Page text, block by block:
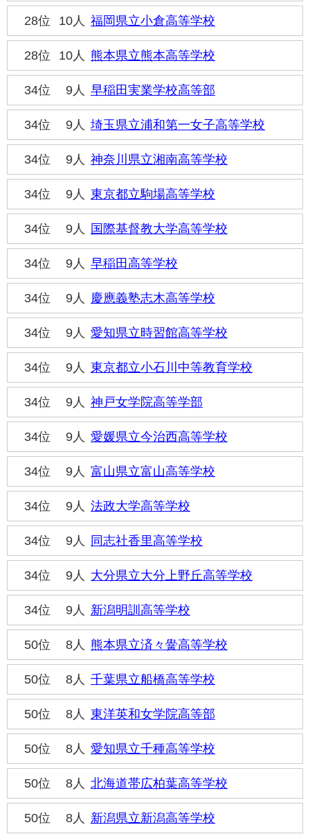
28位 10人 福岡県立小倉高等学校
28位 10人 熊本県立熊本高等学校
34位 9人 早稲田実業学校高等部
34位 9人 埼玉県立浦和第一女子高等学校
34位 9人 神奈川県立湘南高等学校
34位 9人 東京都立駒場高等学校
34位 9人 国際基督教大学高等学校
34位 9人 早稲田高等学校
34位 9人 慶應義塾志木高等学校
34位 9人 愛知県立時習館高等学校
34位 9人 東京都立小石川中等教育学校
34位 9人 神戸女学院高等学部
34位 9人 愛媛県立今治西高等学校
34位 9人 富山県立富山高等学校
34位 9人 法政大学高等学校
34位 9人 同志社香里高等学校
34位 9人 大分県立大分上野丘高等学校
34位 9人 新潟明訓高等学校
50位 8人 熊本県立済々黌高等学校
50位 8人 千葉県立船橋高等学校
50位 8人 東洋英和女学院高等部
50位 8人 愛知県立千種高等学校
50位 8人 北海道帯広柏葉高等学校
50位 8人 新潟県立新潟高等学校